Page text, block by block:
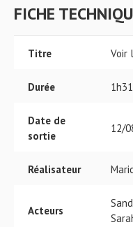
FICHE
Titre Voir
Durée 1h31
Date de
sortie
12/
Réalisateur
Acteurs